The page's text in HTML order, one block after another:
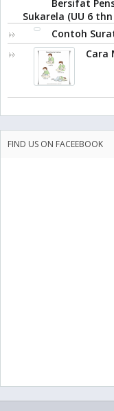
Bersifat
Sukarela (UU 6 thn
Contoh
Cara
FIND US ON FACEEBOOK